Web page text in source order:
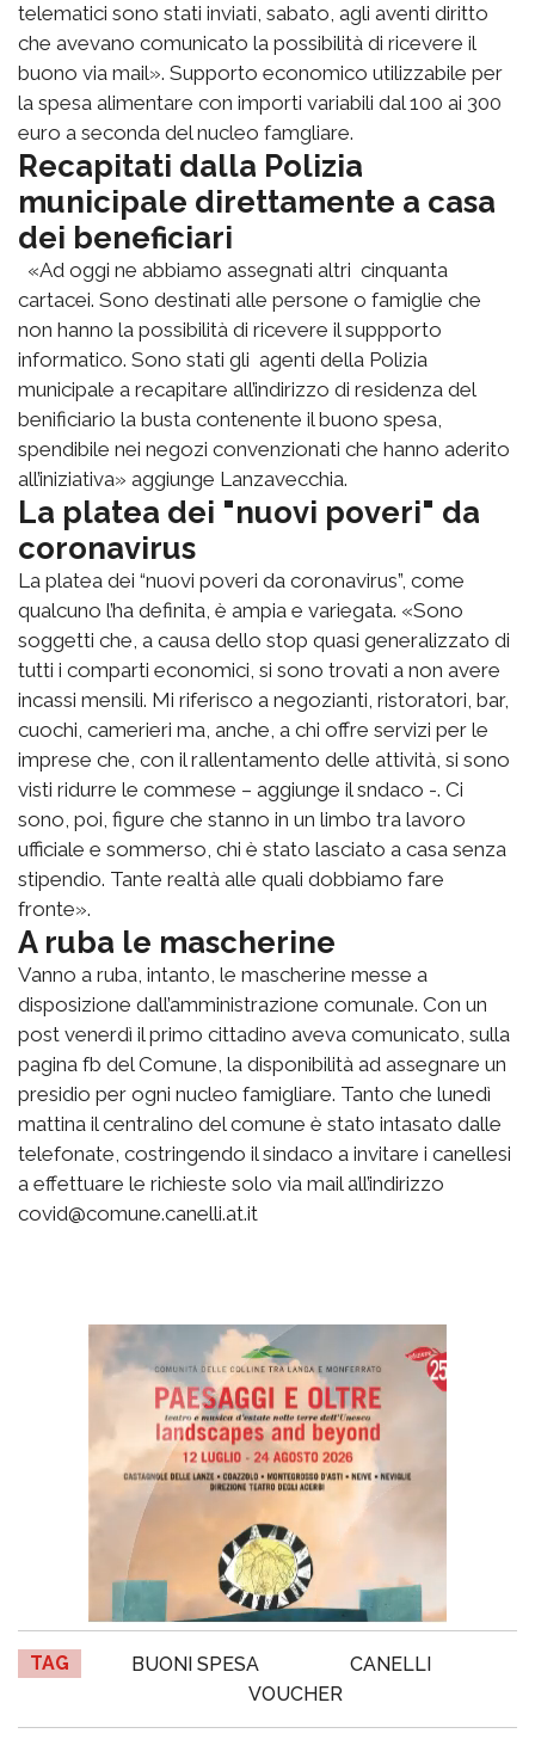
telematici sono stati inviati, sabato, agli aventi diritto
che avevano comunicato la possibilità di ricevere il
buono via mail». Supporto economico utilizzabile per
la spesa alimentare con importi variabili dal 100 ai 300
euro a seconda del nucleo famgliare.
Recapitati dalla Polizia
municipale direttamente a casa
dei beneficiari
«Ad oggi ne abbiamo assegnati altri cinquanta
cartacei. Sono destinati alle persone o famiglie che
non hanno la possibilità di ricevere il suppporto
informatico. Sono stati gli agenti della Polizia
municipale a recapitare all’indirizzo di residenza del
benificiario la busta contenente il buono spesa,
spendibile nei negozi convenzionati che hanno aderito
all’iniziativa» aggiunge Lanzavecchia.
La platea dei "nuovi poveri" da
coronavirus
La platea dei “nuovi poveri da coronavirus”, come
qualcuno l’ha definita, è ampia e variegata. «Sono
soggetti che, a causa dello stop quasi generalizzato di
tutti i comparti economici, si sono trovati a non avere
incassi mensili. Mi riferisco a negozianti, ristoratori, bar,
cuochi, camerieri ma, anche, a chi offre servizi per le
imprese che, con il rallentamento delle attività, si sono
visti ridurre le commese – aggiunge il sndaco -. Ci
sono, poi, figure che stanno in un limbo tra lavoro
ufficiale e sommerso, chi è stato lasciato a casa senza
stipendio. Tante realtà alle quali dobbiamo fare
fronte».
A ruba le mascherine
Vanno a ruba, intanto, le mascherine messe a
disposizione dall’amministrazione comunale. Con un
post venerdì il primo cittadino aveva comunicato, sulla
pagina fb del Comune, la disponibilità ad assegnare un
presidio per ogni nucleo famigliare. Tanto che lunedì
mattina il centralino del comune è stato intasato dalle
telefonate, costringendo il sindaco a invitare i canellesi
a effettuare le richieste solo via mail all’indirizzo
covid@comune.canelli.at.it
TAG BUONI SPESA
CANELLI
VOUCHER